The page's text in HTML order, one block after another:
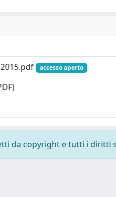
accesso aperto
da copyright e tutti i diritti